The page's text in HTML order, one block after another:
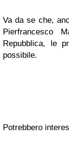
Va da se che,
Pierfrancesco
Repubblica, le
possibile.
Potrebbero